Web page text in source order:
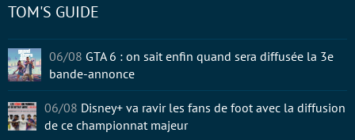
TOM'S GUIDE
06/08 GTA 6 : on sait enfin quand sera diffusée la 3e
bande-annonce
06/08 Disney+ va ravir les fans de foot avec la diffusion
de ce championnat majeur